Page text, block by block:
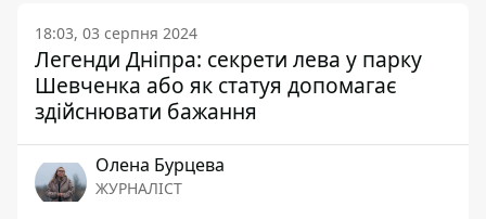
18:03, 03 серпня 2024
Легенди Дніпра: секрети лева у парку
Шевченка або як статуя допомагає
здійснювати бажання
Олена Бурцева
ЖУРНАЛІСТ